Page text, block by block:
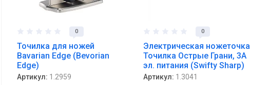
0
Точилка для ножей
Bavarian Edge (Bevorian
Edge)
Артикул: 1.2959
0
Электрическая ножеточка
Точилка Острые Грани, 3А
эл. питания (Swifty Sharp)
Артикул: 1.3041